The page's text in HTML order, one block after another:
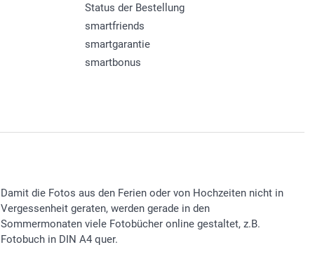
Status der Bestellung
smartfriends
smartgarantie
smartbonus
Damit die Fotos aus den Ferien oder von Hochzeiten nicht in
Vergessenheit geraten, werden gerade in den
Sommermonaten viele Fotobücher online gestaltet, z.B.
Fotobuch in DIN A4 quer.